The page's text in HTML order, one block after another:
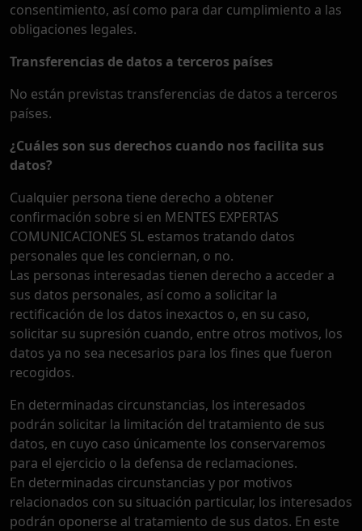
consentimiento, así como para dar cumplimiento a las
obligaciones legales.
Transferencias de datos a terceros países
No están previstas transferencias de datos a terceros
países.
¿Cuáles son sus derechos cuando nos facilita sus
datos?
Cualquier persona tiene derecho a obtener
confirmación sobre si en MENTES EXPERTAS
COMUNICACIONES SL estamos tratando datos
personales que les conciernan, o no.
Las personas interesadas tienen derecho a acceder a
sus datos personales, así como a solicitar la
rectificación de los datos inexactos o, en su caso,
solicitar su supresión cuando, entre otros motivos, los
datos ya no sea necesarios para los fines que fueron
recogidos.
En determinadas circunstancias, los interesados
podrán solicitar la limitación del tratamiento de sus
datos, en cuyo caso únicamente los conservaremos
para el ejercicio o la defensa de reclamaciones.
En determinadas circunstancias y por motivos
relacionados con su situación particular, los interesados
podrán oponerse al tratamiento de sus datos. En este